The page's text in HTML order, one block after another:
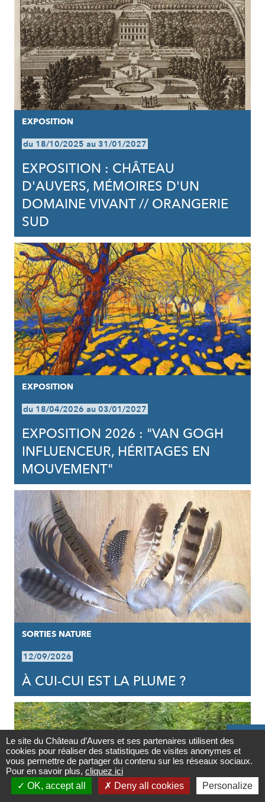
Contact

Newsletter
EXPOSITION
du 18/10/2025 au 31/01/2027
EXPOSITION : CHÂTEAU
D'AUVERS, MÉMOIRES D'UN
DOMAINE VIVANT // ORANGERIE
SUD
EXPOSITION
du 18/04/2026 au 03/01/2027
EXPOSITION 2026 : "VAN GOGH
INFLUENCEUR, HÉRITAGES EN
MOUVEMENT"
SORTIES NATURE
12/09/2026
À CUI-CUI EST LA PLUME ?
Le site du Château d’Auvers et ses partenaires utilisent des
cookies pour réaliser des statistiques de visites anonymes et
vous permettre de partager du contenu sur les réseaux sociaux.
Pour en savoir plus, cliquez ici
OK, accept all
Deny all cookies Personalize